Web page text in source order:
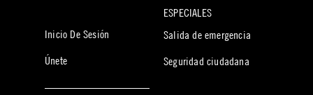
Inicio De Sesión
Únete
ESPECIALES
Salida de emergencia
Seguridad ciudadana